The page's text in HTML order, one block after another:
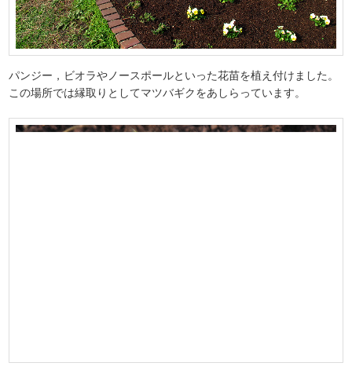
パンジー，ビオラやノースポールといった花苗を植え付けました。
この場所では縁取りとしてマツバギクをあしらっています。